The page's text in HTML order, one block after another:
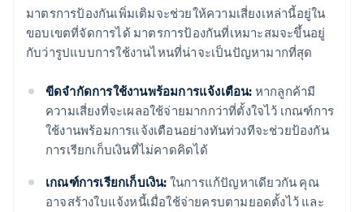
มาตรการป้องกันเพิ่มเติมจะช่วยให้ความเสี่ยงเหล่านี้อยู่ใน
ขอบเขตที่จัดการได้ มาตรการป้องกันที่เหมาะสมจะขึ้นอยู่
กับว่ารูปแบบการใช้งานไหนที่น่าจะเป็นปัญหามากที่สุด
ขีดจำกัดการใช้งานพร้อมการแจ้งเตือน: หากลูกค้ามี
ความเสี่ยงที่จะเผลอใช้จ่ายมากกว่าที่ตั้งใจไว้ เกณฑ์การ
ใช้งานพร้อมการแจ้งเตือนอย่างทันท่วงทีจะช่วยป้องกัน
การเรียกเก็บเงินที่ไม่คาดคิดได้
เกณฑ์การเรียกเก็บเงิน: ในการแก้ปัญหาเดียวกัน คุณ
อาจสร้างใบแจ้งหนี้เมื่อใช้จ่ายครบตามยอดตั้งไว้ และ